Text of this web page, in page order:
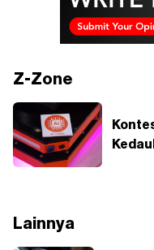
Z-Zone
Lainnya